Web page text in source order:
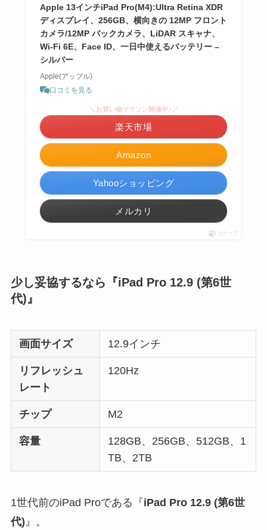
Apple 13インチiPad Pro(M4):Ultra Retina XDR
ディスプレイ、256GB、横向きの 12MP フロント
カメラ/12MP バックカメラ、LiDAR スキャナ、
Wi-Fi 6E、Face ID、一日中使えるバッテリー –
シルバー
Apple(アップル)
口コミを見る
Amazon
＼お買い物マラソン開催中♪／
楽天市場
Yahooショッピング
メルカリ
ポチップ
少し妥協するなら『iPad Pro 12.9 (第6世
代)』
画面サイズ 12.9インチ
リフレッシュ
レート
120Hz
チップ M2
容量
128GB、256GB、512GB、1
TB、2TB
1世代前のiPad Proである『iPad Pro 12.9 (第6世
代)』。